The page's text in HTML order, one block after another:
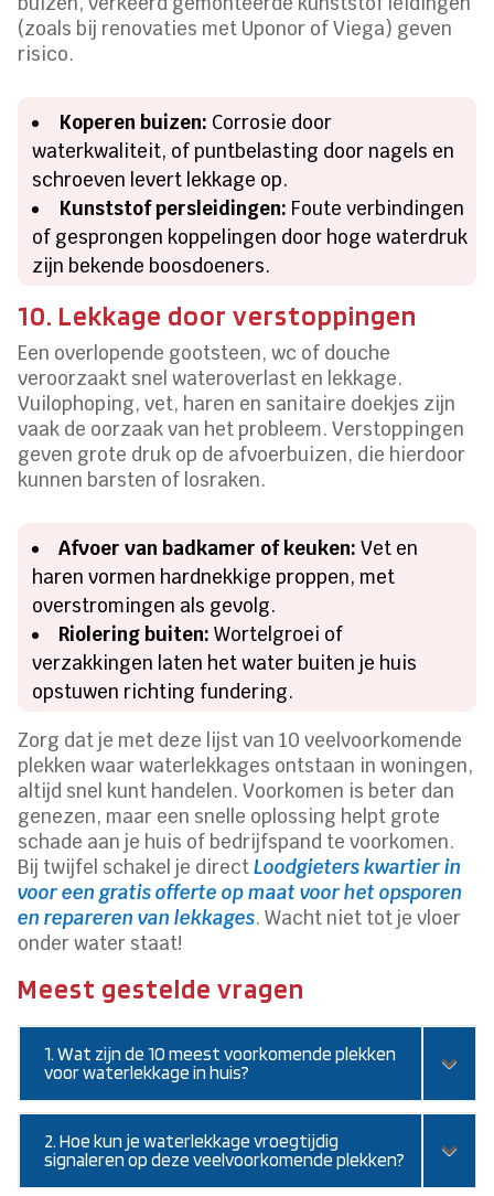
(zoals bij renovaties met Uponor of Viega) geven
risico.
Koperen buizen: Corrosie door
waterkwaliteit, of puntbelasting door nagels en
schroeven levert lekkage op.
Kunststof persleidingen: Foute verbindingen
of gesprongen koppelingen door hoge waterdruk
zijn bekende boosdoeners.
10. Lekkage door verstoppingen
Een overlopende gootsteen, wc of douche
veroorzaakt snel wateroverlast en lekkage.
Vuilophoping, vet, haren en sanitaire doekjes zijn
vaak de oorzaak van het probleem. Verstoppingen
geven grote druk op de afvoerbuizen, die hierdoor
kunnen barsten of losraken.
Afvoer van badkamer of keuken:Vet en
haren vormen hardnekkige proppen, met
overstromingen als gevolg.
Riolering buiten:Wortelgroei of
verzakkingen laten het water buiten je huis
opstuwen richting fundering.
Zorg dat je met deze lijst van 10 veelvoorkomende
plekken waar waterlekkages ontstaan in woningen,
altijd snel kunt handelen. Voorkomen is beter dan
genezen, maar een snelle oplossing helpt grote
schade aan je huis of bedrijfspand te voorkomen.
Bij twijfel schakel je directLoodgieters kwartier in
voor een gratis offerte op maat voor het opsporen
en repareren van lekkages. Wacht niet tot je vloer
onder water staat!
Meest gestelde vragen
1. Wat zijn de 10 meest voorkomende plekken
voor waterlekkage in huis?
2. Hoe kun je waterlekkage vroegtijdig
signaleren op deze veelvoorkomende plekken?